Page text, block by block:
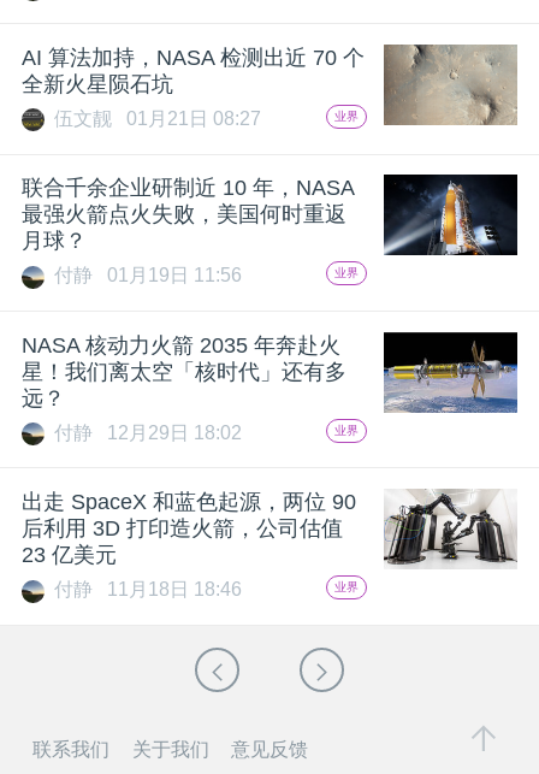
AI 算法加持，NASA 检测出近 70 个
全新火星陨石坑
伍文靓 01月21日 08:27 业界
联合千余企业研制近 10 年，NASA
最强火箭点火失败，美国何时重返
月球？
付静 01月19日 11:56 业界
NASA 核动力火箭 2035 年奔赴火
星！我们离太空「核时代」还有多
远？
付静 12月29日 18:02 业界
出走 SpaceX 和蓝色起源，两位 90
后利用 3D 打印造火箭，公司估值
23 亿美元
付静 11月18日 18:46 业界
联系我们 关于我们 意见反馈